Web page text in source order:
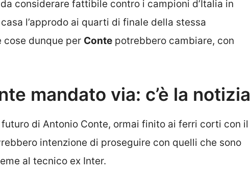
considerare fattibile contro i campioni d’Italia in
l’approdo ai quarti di finale della stessa
cose dunque per Conte potrebbero cambiare, con
mandato via: c’è la notizia
futuro di Antonio Conte, ormai finito ai ferri corti con il
intenzione di proseguire con quelli che sono
al tecnico ex Inter.